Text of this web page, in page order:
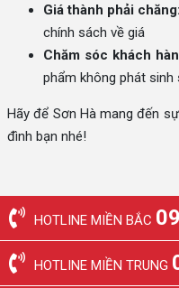
Giá thành phải chăng:
chính sách về giá
Chăm sóc khách
phẩm không phát sinh
Hãy để Sơn Hà mang đến
đình bạn nhé!
HOTLINE MIỀN BẮC
HOTLINE MIỀN TRUNG